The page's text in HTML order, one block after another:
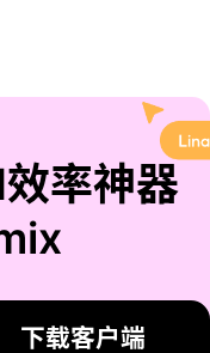
率神器
下载客户端